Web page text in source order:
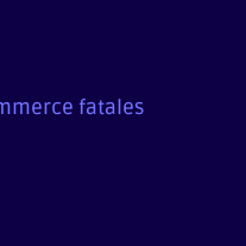
fatales